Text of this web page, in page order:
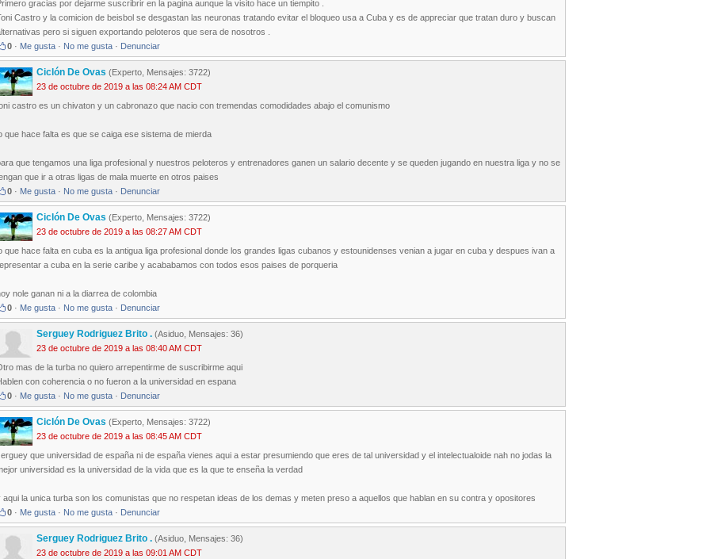
gracias por dejarme suscribrir en la pagina aunque la visito hace un tiempito .
Castro y la comicion de beisbol se desgastan las neuronas tratando evitar el bloqueo usa a Cuba y es de appreciar que tratan duro y buscan
pero si siguen exportando peloteros que sera de nosotros .
0 · Me gusta · No me gusta · Denunciar
Ciclón De Ovas (Experto, Mensajes: 3722)
23 de octubre de 2019 a las 08:24 AM CDT
castro es un chivaton y un cabronazo que nacio con tremendas comodidades abajo el comunismo
que hace falta es que se caiga ese sistema de mierda
que tengamos una liga profesional y nuestros peloteros y entrenadores ganen un salario decente y se queden jugando en nuestra liga y no se
que ir a otras ligas de mala muerte en otros paises
0 · Me gusta · No me gusta · Denunciar
Ciclón De Ovas (Experto, Mensajes: 3722)
23 de octubre de 2019 a las 08:27 AM CDT
que hace falta en cuba es la antigua liga profesional donde los grandes ligas cubanos y estounidenses venian a jugar en cuba y despues ivan a
a cuba en la serie caribe y acababamos con todos esos paises de porqueria
nole ganan ni a la diarrea de colombia
0 · Me gusta · No me gusta · Denunciar
Serguey Rodriguez Brito . (Asiduo, Mensajes: 36)
23 de octubre de 2019 a las 08:40 AM CDT
mas de la turba no quiero arrepentirme de suscribirme aqui
con coherencia o no fueron a la universidad en espana
0 · Me gusta · No me gusta · Denunciar
Ciclón De Ovas (Experto, Mensajes: 3722)
23 de octubre de 2019 a las 08:45 AM CDT
que universidad de españa ni de españa vienes aqui a estar presumiendo que eres de tal universidad y el intelectualoide nah no jodas la
universidad es la universidad de la vida que es la que te enseña la verdad
aqui la unica turba son los comunistas que no respetan ideas de los demas y meten preso a aquellos que hablan en su contra y opositores
0 · Me gusta · No me gusta · Denunciar
Serguey Rodriguez Brito . (Asiduo, Mensajes: 36)
23 de octubre de 2019 a las 09:01 AM CDT